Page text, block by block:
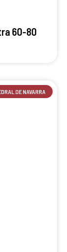
60-80
DE NAVARRA